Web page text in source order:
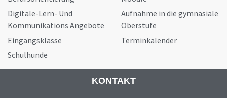
Digitale-Lern- Und
Kommunikations Angebote
Eingangsklasse
Schulhunde
Aufnahme in die gymnasiale
Oberstufe
Terminkalender
KONTAKT